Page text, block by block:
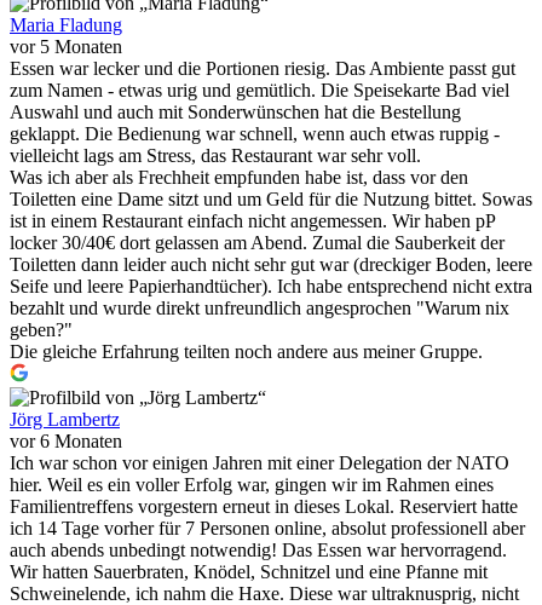
Maria Fladung
vor 5 Monaten
Essen war lecker und die Portionen riesig. Das Ambiente passt gut
zum Namen - etwas urig und gemütlich. Die Speisekarte Bad viel
Auswahl und auch mit Sonderwünschen hat die Bestellung
geklappt. Die Bedienung war schnell, wenn auch etwas ruppig -
vielleicht lags am Stress, das Restaurant war sehr voll.
Was ich aber als Frechheit empfunden habe ist, dass vor den
Toiletten eine Dame sitzt und um Geld für die Nutzung bittet. Sowas
ist in einem Restaurant einfach nicht angemessen. Wir haben pP
locker 30/40€ dort gelassen am Abend. Zumal die Sauberkeit der
Toiletten dann leider auch nicht sehr gut war (dreckiger Boden, leere
Seife und leere Papierhandtücher). Ich habe entsprechend nicht extra
bezahlt und wurde direkt unfreundlich angesprochen "Warum nix
geben?"
Die gleiche Erfahrung teilten noch andere aus meiner Gruppe.
Jörg Lambertz
vor 6 Monaten
Ich war schon vor einigen Jahren mit einer Delegation der NATO
hier. Weil es ein voller Erfolg war, gingen wir im Rahmen eines
Familientreffens vorgestern erneut in dieses Lokal. Reserviert hatte
ich 14 Tage vorher für 7 Personen online, absolut professionell aber
auch abends unbedingt notwendig! Das Essen war hervorragend.
Wir hatten Sauerbraten, Knödel, Schnitzel und eine Pfanne mit
Schweinelende, ich nahm die Haxe. Diese war ultraknusprig, nicht